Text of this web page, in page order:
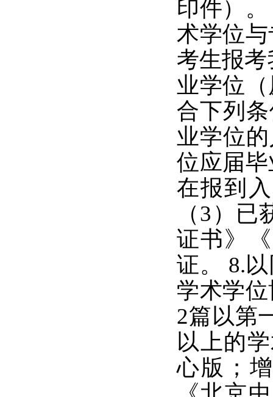
印件）
术学位
考生报
业学位
合下列
业学位
位应届
在报到
（3）
证书》
证。 8.
学术学
2篇以第
以上的
心版；